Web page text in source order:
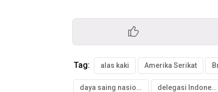
Tag: alas kaki Amerika Serikat
daya saing nasional delegasi Indonesia